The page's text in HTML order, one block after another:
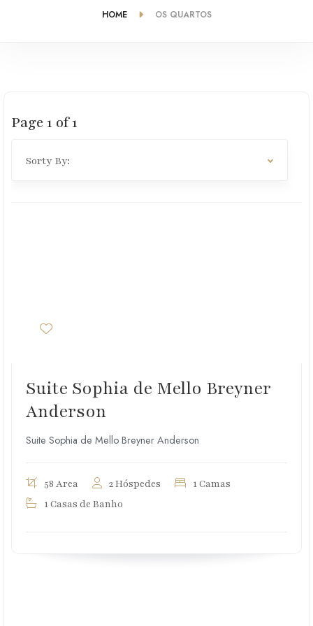
HOME OS QUARTOS
Page 1 of1
Suite Sophia de Mello Breyner
Anderson
Suite Sophia de Mello Breyner Anderson
58 Area 2 Hóspedes
1 Camas
1 Casas de Banho